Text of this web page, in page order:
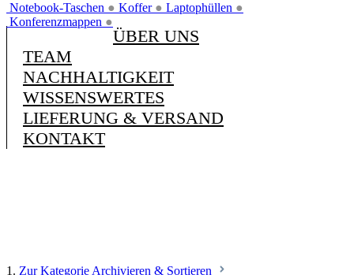
Notebook-Taschen ● Koffer ● Laptophüllen ●
Konferenzmappen ●
ÜBER UNS
TEAM
NACHHALTIGKEIT
WISSENSWERTES
LIEFERUNG & VERSAND
KONTAKT
1. Zur Kategorie Archivieren & Sortieren